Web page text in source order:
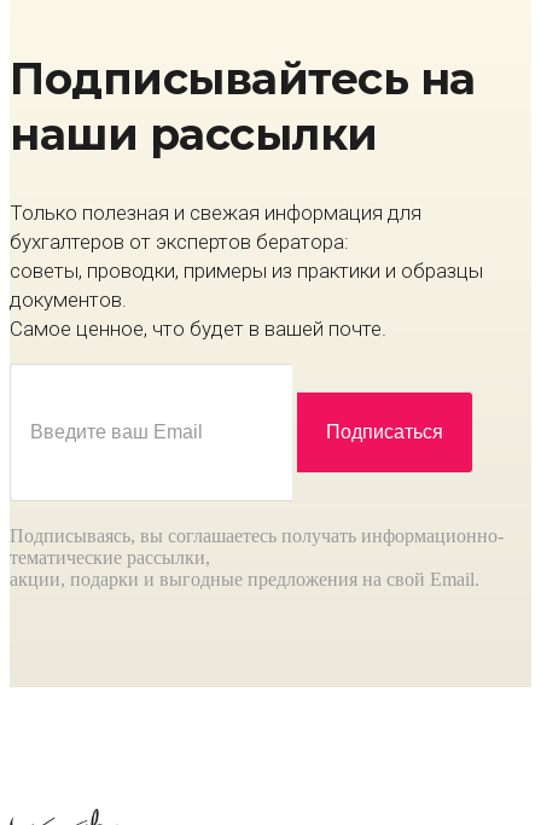
Подписывайтесь на
наши рассылки
Только полезная и свежая информация для
бухгалтеров от экспертов бератора:
советы, проводки, примеры из практики и образцы
документов.
Самое ценное, что будет в вашей почте.
Подписываясь, вы соглашаетесь получать информационно-
тематические рассылки,
акции, подарки и выгодные предложения на свой Email.